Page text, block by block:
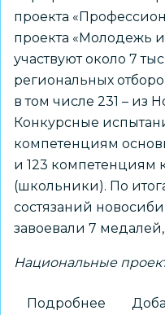
проекта
проекта «Молодежь
участвуют около 7
региональных
в том числе 231 – из
Конкурсные
компетенциям
и 123 компетенциям
(школьники). По
состязаний
завоевали 7
Национальные
Подробнее